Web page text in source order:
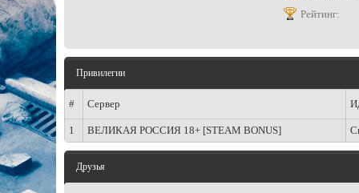
Рейтинг:
Привилегии
# Сервер
1 ВЕЛИКАЯ РОССИЯ 18+ [STEAM BONUS]
Друзья